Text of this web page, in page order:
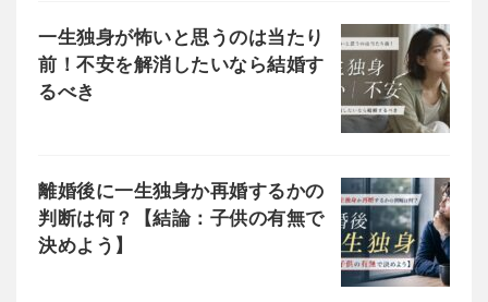
一生独身が怖いと思うのは当たり
前！不安を解消したいなら結婚す
るべき
離婚後に一生独身か再婚するかの
判断は何？【結論：子供の有無で
決めよう】